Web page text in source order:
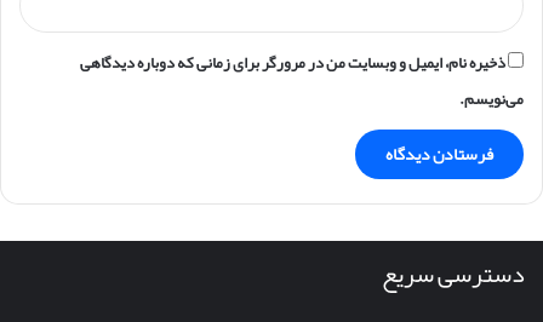
ذخیره نام، ایمیل و وبسایت من در مرورگر برای زمانی که دوباره دیدگاهی
می‌نویسم.
دسترسی سریع